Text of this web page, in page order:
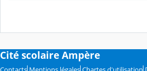
Cité scolaire Ampère